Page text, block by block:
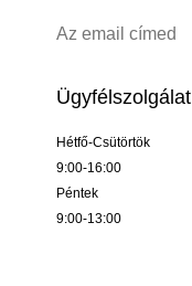
Ügyfélszolgálat
Hétfő-Csütörtök
9:00-16:00
Péntek
9:00-13:00